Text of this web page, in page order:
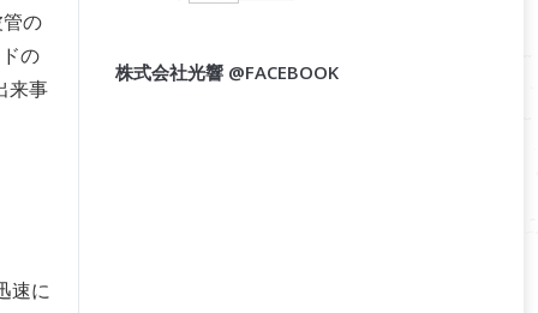
の
の
来事
速に
株式会社光響 @FACEBOOK